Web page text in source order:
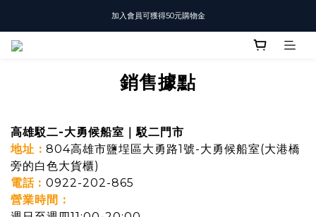
T-SHIRT任選3件$1500
銷售據點
高雄駁二-大勇候船室｜駁二門市
地址 : 804高雄市鹽埕區大勇路1號-大勇候船室(大港橋
旁的白色大貨櫃)
電話 : 0922-202-865
營業時間 :